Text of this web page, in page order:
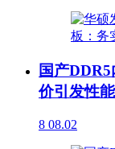
国产
价引发性
8 08.02